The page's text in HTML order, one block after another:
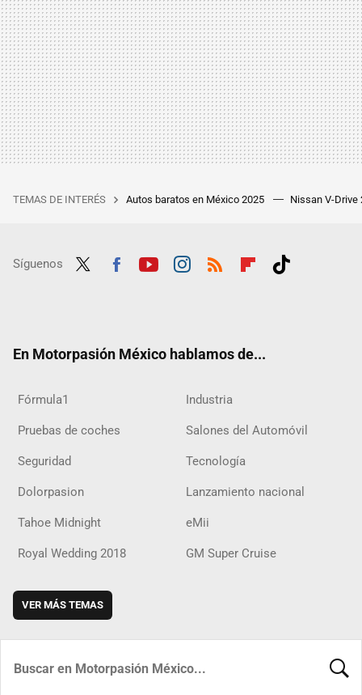
TEMAS DE INTERÉS Autos baratos en México 2025 Nissan V-Drive
Síguenos
En Motorpasión México hablamos de...
Fórmula1 Industria
Pruebas de coches Salones del Automóvil
Seguridad Tecnología
Dolorpasion Lanzamiento nacional
Tahoe Midnight eMii
Royal Wedding 2018 GM Super Cruise
VER MÁS TEMAS